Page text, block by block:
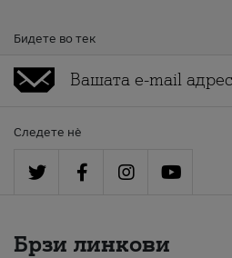
Бидете во тек
Следете нè
Брзи линкови